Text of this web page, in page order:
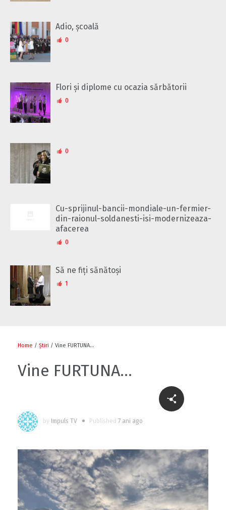
Adio, școală
0
Flori și diplome cu ocazia sărbătorii
0
0
Cu-sprijinul-bancii-mondiale-un-fermier-
din-raionul-soldanesti-isi-modernizeaza-
afacerea
0
Să ne fiți sănătoși
1
Home / Știri / Vine FURTUNA…
Vine FURTUNA…
by Impuls TV Published 7 ani ago